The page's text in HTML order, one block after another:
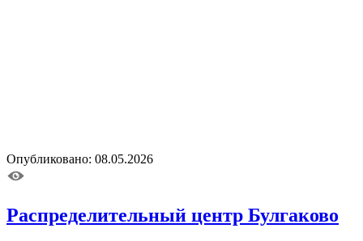
Опубликовано: 08.05.2026
Распределительный центр Булгаково